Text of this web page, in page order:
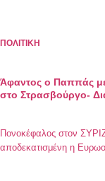
ΠΟΛΙΤΙΚΗ
Άφαντος ο Παππάς
στο Στρασβούργο-
Πονοκέφαλος στον
αποδεκατισμένη η